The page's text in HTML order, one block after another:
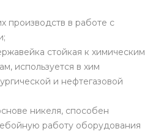
производств в работе с
стойкая к химическим
используется в хим
и нефтегазовой
никеля, способен
работу оборудования